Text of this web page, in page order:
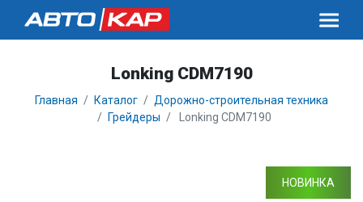
Lonking CDM7190
Главная Каталог
Дорожно-строительная техника
Грейдеры
Lonking CDM7190
НОВИНКА